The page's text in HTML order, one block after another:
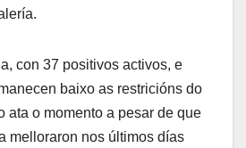
con 37 positivos activos, e
baixo as restricións do
ata o momento a pesar de que
melloraron nos últimos días